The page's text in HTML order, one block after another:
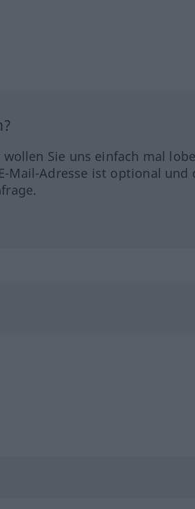
Sie uns einfach mal
Mail-Adresse ist optional und